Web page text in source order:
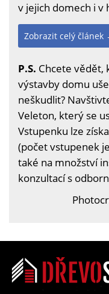
v jejich domech i v
Zobrazit celý článek
P.S. Chcete vědět,
výstavby domu
neškudlit?
Veleton, který se
Vstupenku lze
(počet vstupenek
také na množství
konzultací s